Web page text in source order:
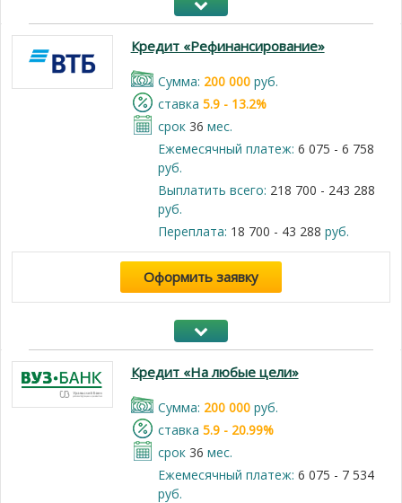
Кредит «Рефинансирование»
Cумма: 200 000руб.
cтавка 5.9 - 13.2%
срок 36 мес.
Ежемесячный платеж: 6 075 - 6 758
руб.
Выплатить всего: 218 700 - 243 288
руб.
Переплата: 18 700 - 43 288 руб.
Оформить заявку
Кредит «На любые цели»
Cумма: 200 000руб.
cтавка 5.9 - 20.99%
срок 36 мес.
Ежемесячный платеж: 6 075 - 7 534
руб.